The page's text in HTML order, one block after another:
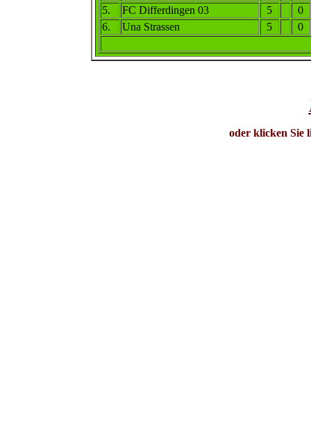
5.
FC Differdingen 03 5
0
6. Una Strassen 5 0
oder klicken Sie